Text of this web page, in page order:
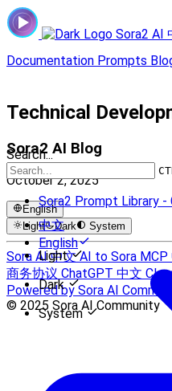
Sora2 AI
Documentation Prompts
Search...
Sora2 Prompt Library
Technical
Sora2 AI Blog
October 2, 2025
English
中文
English
Light Dark System
Light
Dark
System
Sora AI 中文AI to Sora MCP
商务协议 ChatGPT 中文
Powered by Sora AI
© 2025 Sora AI Community